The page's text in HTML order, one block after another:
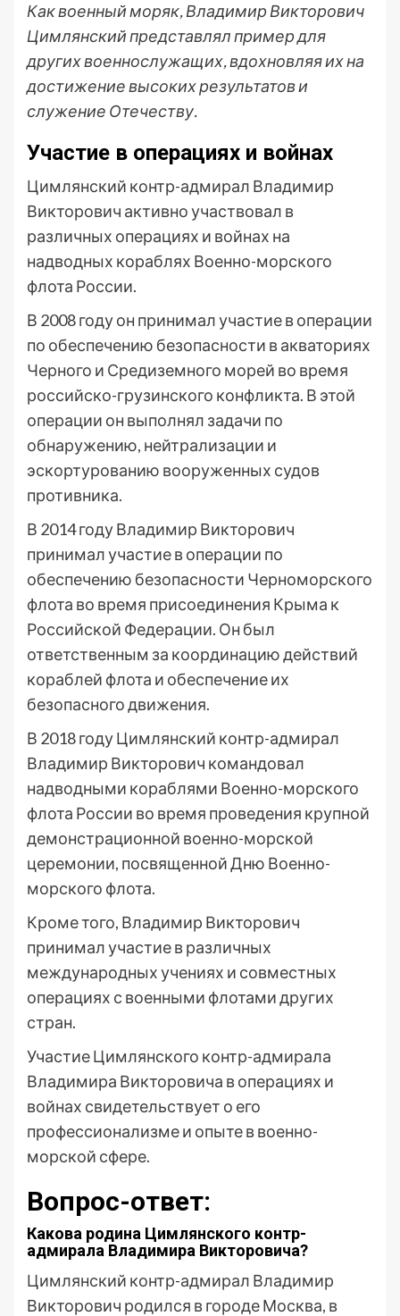
Как военный моряк, Владимир Викторович
Цимлянский представлял пример для
других военнослужащих, вдохновляя их на
достижение высоких результатов и
служение Отечеству.
Участие в операциях и войнах
Цимлянский контр-адмирал Владимир
Викторович активно участвовал в
различных операциях и войнах на
надводных кораблях Военно-морского
флота России.
В 2008 году он принимал участие в операции
по обеспечению безопасности в акваториях
Черного и Средиземного морей во время
российско-грузинского конфликта. В этой
операции он выполнял задачи по
обнаружению, нейтрализации и
эскортурованию вооруженных судов
противника.
В 2014 году Владимир Викторович
принимал участие в операции по
обеспечению безопасности Черноморского
флота во время присоединения Крыма к
Российской Федерации. Он был
ответственным за координацию действий
кораблей флота и обеспечение их
безопасного движения.
В 2018 году Цимлянский контр-адмирал
Владимир Викторович командовал
надводными кораблями Военно-морского
флота России во время проведения крупной
демонстрационной военно-морской
церемонии, посвященной Дню Военно-
морского флота.
Кроме того, Владимир Викторович
принимал участие в различных
международных учениях и совместных
операциях с военными флотами других
стран.
Участие Цимлянского контр-адмирала
Владимира Викторовича в операциях и
войнах свидетельствует о его
профессионализме и опыте в военно-
морской сфере.
Вопрос-ответ:
Какова родина Цимлянского контр-
адмирала Владимира Викторовича?
Цимлянский контр-адмирал Владимир
Викторович родился в городе Москва, в